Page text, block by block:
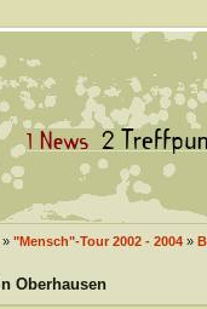
» "Mensch"-Tour 2002 - 2004»
Oberhausen